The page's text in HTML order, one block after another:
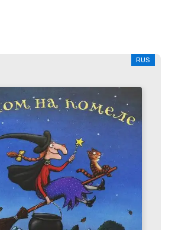
RUS